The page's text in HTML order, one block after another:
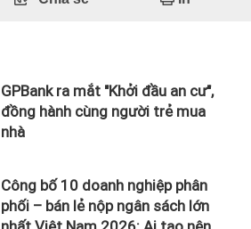
GPBank ra mắt "Khởi đầu an cư",
đồng hành cùng người trẻ mua
nhà
Công bố 10 doanh nghiệp phân
phối – bán lẻ nộp ngân sách lớn